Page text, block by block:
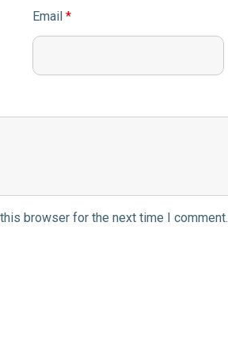
Email *
browser for the next time I comment.